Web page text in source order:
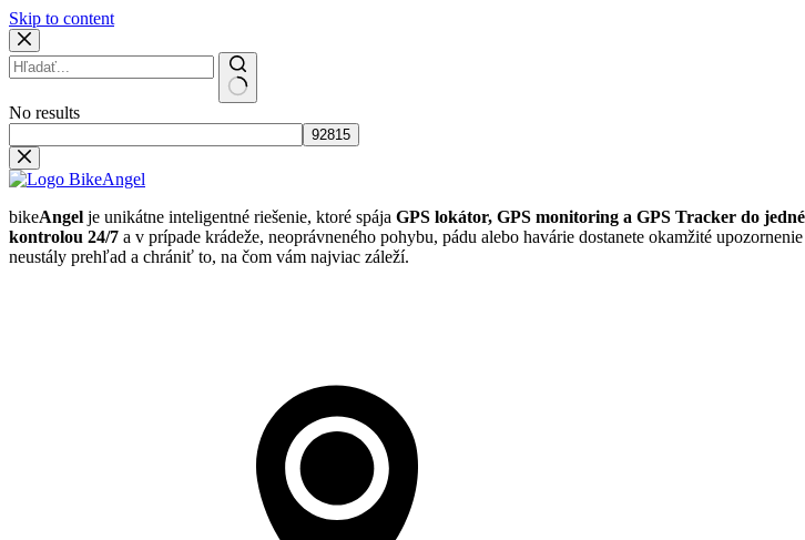
Skip to content
No results
bikeAngel je unikátne inteligentné riešenie, ktoré spája GPS lokátor, GPS monitoring a GPS Tracker do
kontrolou 24/7 a v prípade krádeže, neoprávneného pohybu, pádu alebo havárie dostanete okamžité
neustály prehľad a chrániť to, na čom vám najviac záleží.